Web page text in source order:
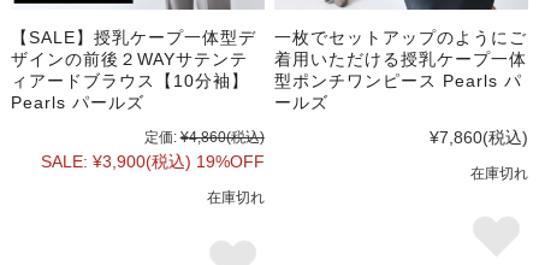
【SALE】授乳ケープ一体型デ
ザインの前後２WAYサテンテ
ィアードブラウス【10分袖】
Pearls パールズ
定価: ¥4,860(税込)
SALE: ¥3,900(税込) 19%OFF
在庫切れ
一枚でセットアップのようにご
着用いただける授乳ケープ一体
型ポンチワンピース Pearls パ
ールズ
¥7,860(税込)
在庫切れ